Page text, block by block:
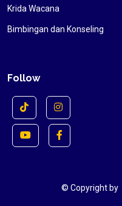
Krida Wacana
Bimbingan dan Konseling
Follow
© Copyright by